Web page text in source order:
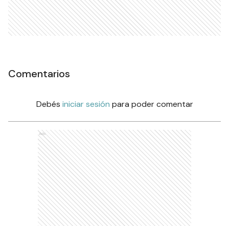
Comentarios
Debés iniciar sesión para poder comentar
Ads